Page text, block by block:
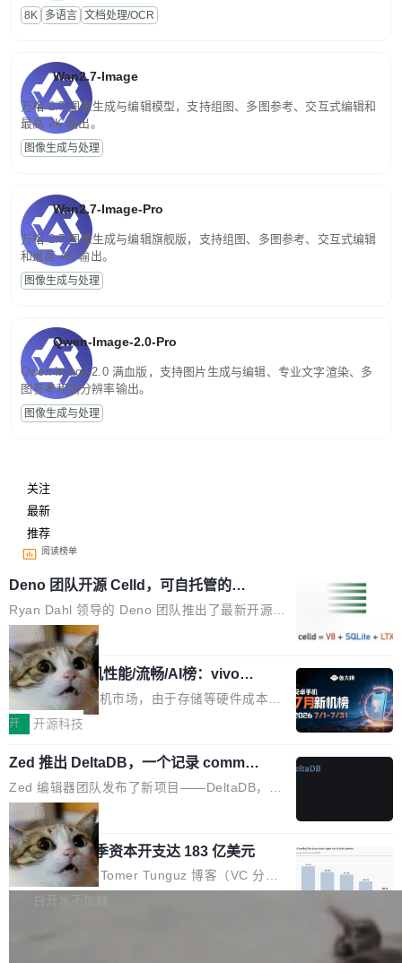
为便于存储、检索和二次处理的结构化结果。
8K 多语言 文档处理/OCR
Wan2.7-Image
万相 2.7 图像生成与编辑模型，支持组图、多图参考、交互式编辑和
最高 2K 输出。
图像生成与处理
Wan2.7-Image-Pro
万相 2.7 图像生成与编辑旗舰版，支持组图、多图参考、交互式编辑
和最高 4K 输出。
图像生成与处理
Qwen-Image-2.0-Pro
Qwen-Image-2.0 满血版，支持图片生成与编辑、专业文字渲染、多
图参考和高分辨率输出。
图像生成与处理
关注
最新
推荐
阅读榜单
Deno 团队开源 Celld，可自托管的分
布式 Durable Objects
Ryan Dahl 领导的 Deno 团队推出了最新开源项
目 Celld，一个能在自己机器上运行 Cloudflare
Workers 和 Durable Objects 的守护进程。 设
计思路很直接：每个对象是一个独立的 SQLite
数据库，按名称寻址，复制到你自己的 S3 兼容
存储库里。节点之间只通过这个存储库协调——
个小型数据库，应用天然按分片构建，单个数据
库的竞争和爆炸半径问题在设计层面就被消除
了。 闲置的 cell 会休眠到几乎不占资源。当 cel
l 迁移或唤醒时，新宿主从 S3 恢复 SQLite 数据
库继续执行。存储库是持久化的唯一真相...
局
鲁大师7月新机性能/流畅/AI榜：vivo夺
性能、流畅双第一，三星Galaxy Z系列
新折叠缺席
2026年7月的手机市场，由于存储等硬件成本暴
增，手机厂商的日子也不好过啊，新机速度明显
高价的三星折叠（三星Galaxy Z Fold8 Ultra / Z
Fold8 / Z Flip8）外，其余要么是中低端机器，
例如iQOO Z11i、REDMI Note 17、REDMI No
te 17 Pro、OPPO K15，要么是vivo X300 E这
样的次旗舰。 Galaxy Z Fold8 Ultra / Z Fold8 /
Z Flip8三款折叠屏新机均在7月22日发布，且全
部搭载骁龙8 Elite Gen5 for Galaxy，它们本该
开 开源科技
Zed 推出 DeltaDB，一个记录 commit
之间所有操作的版本控制系统
Zed 编辑器团队发布了新项目——DeltaDB，一
个在 git commit 之间记录每一次编辑操作的版
本控制系统。目前处于 Early Access 阶段。 De
ltaDB 的核心思路直接写在 landing page 最显
眼的位置：「Software is made between com
mits」——软件是在 commit 之间写出来的。git
局
SpaceXAI 单季资本开支达 183 亿美元
根据风险投资人Tomer Tunguz 博客（VC 分
析）披露的最新分析与第二季度业绩报告，Spac
白开水不加糖